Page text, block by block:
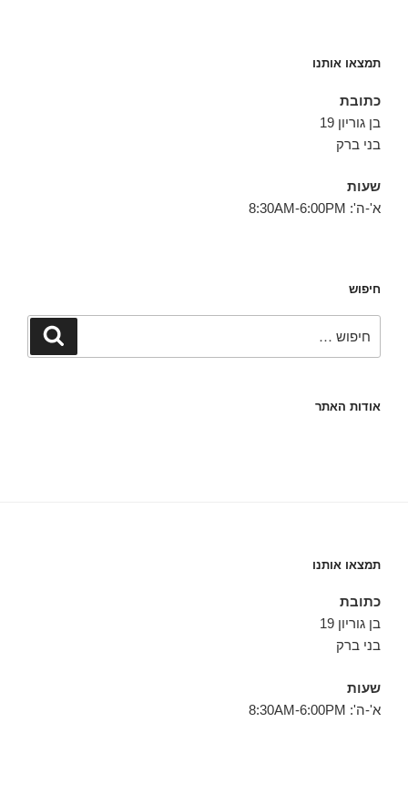
תמצאו אותנו
כתובת
בן גוריון 19
בני ברק
שעות
א'-ה': 8:30AM-6:00PM
חיפוש
חיפוש
אודות האתר
תמצאו אותנו
כתובת
בן גוריון 19
בני ברק
שעות
א'-ה': 8:30AM-6:00PM